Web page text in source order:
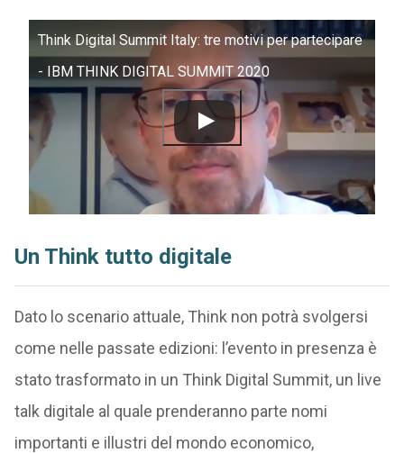
Think Digital Summit Italy: tre motivi per partecipare
- IBM THINK DIGITAL SUMMIT 2020
Un Think tutto digitale
Dato lo scenario attuale, Think non potrà svolgersi
come nelle passate edizioni: l’evento in presenza è
stato trasformato in un Think Digital Summit, un live
talk digitale al quale prenderanno parte nomi
importanti e illustri del mondo economico,